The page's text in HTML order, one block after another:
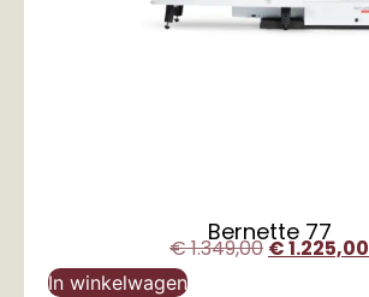
Bernette 77
€1.349,00 €1.225,00
In winkelwagen